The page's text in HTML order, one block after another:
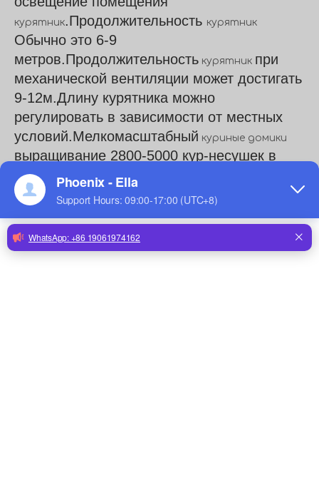
курятник.Продолжительность курятник
Обычно это 6-9
метров.Продолжительность курятник при
механической вентиляции может достигать
9-12м.Длину курятника можно
регулировать в зависимости от местных
условий.Мелкомасштабный куриные домики
выращивание 2800-5000 кур-несушек в
куриные клетки
Может быть спроектирован
шириной 7-8 м и длиной 33-53 м.Крупные и
10000 несушек можно спроектировать
ширину 10-12 м и длину 40-65 м.